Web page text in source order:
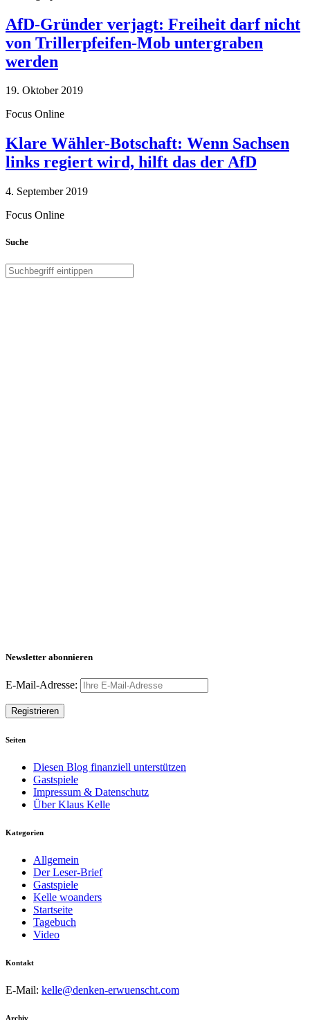
AfD-Gründer verjagt: Freiheit darf nicht
von Trillerpfeifen-Mob untergraben
werden
19. Oktober 2019
Focus Online
Klare Wähler-Botschaft: Wenn Sachsen
links regiert wird, hilft das der AfD
4. September 2019
Focus Online
Suche
Newsletter abonnieren
E-Mail-Adresse:
Seiten
Diesen Blog finanziell unterstützen
Gastspiele
Impressum & Datenschutz
Über Klaus Kelle
Kategorien
Allgemein
Der Leser-Brief
Gastspiele
Kelle woanders
Startseite
Tagebuch
Video
Kontakt
E-Mail: kelle@denken-erwuenscht.com
Archiv